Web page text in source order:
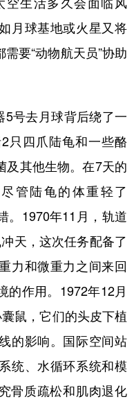
生活多久会面临风
月球基地或火星又将
要“动物航天员”协助
去月球背后绕了一
只四爪陆龟和一些酪
及其他生物。在7天的
管陆龟的体重轻了
。1970年11月，轨道
天，这次任务配备了
力和微重力之间来回
的作用。1972年12月
鼠，它们的头皮下植
的影响。国际空间站
统、水循环系统和模
骨质疏松和肌肉退化